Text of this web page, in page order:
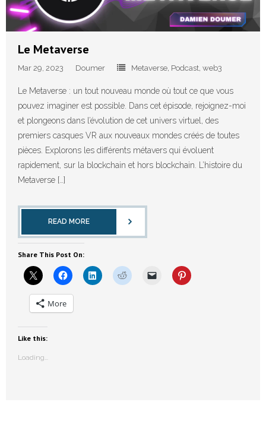
Le Metaverse
Mar 29, 2023 Doumer Metaverse, Podcast, web3
Le Metaverse : un tout nouveau monde où tout ce que vous
pouvez imaginer est possible. Dans cet épisode, rejoignez-moi
et plongeons dans l’évolution de cet univers virtuel, des
premiers casques VR aux nouveaux mondes créés de toutes
pièces. Explorons les différents métavers qui évoluent
rapidement, sur la blockchain et hors blockchain. L’histoire du
Metaverse […]
READ MORE
Share This Post On:
More
Like this:
Loading...